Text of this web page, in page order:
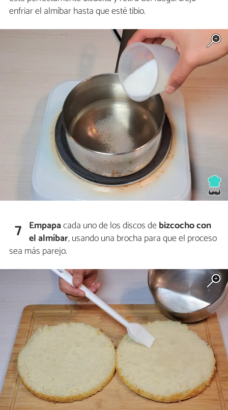
enfriar el almíbar hasta que esté tibio.
7 Empapacada uno de los discos debizcochocon
el almíbar, usando una brocha para que el proceso
sea más parejo.